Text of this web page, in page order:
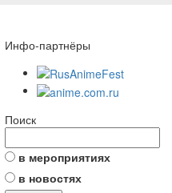
Инфо-партнёры
Поиск
в мероприятиях
в новостях